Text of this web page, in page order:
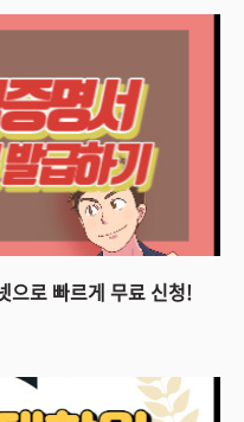
으로 빠르게 무료 신청!